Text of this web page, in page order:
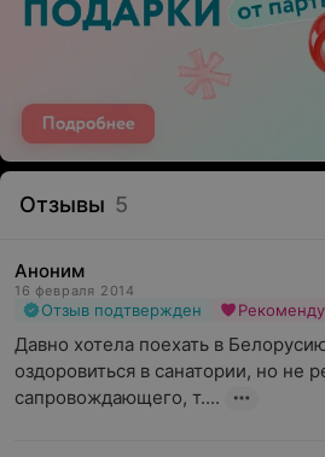
Отзывы 5
Аноним
16 февраля 2014
Отзыв подтвержден
Давно хотела поехать в
оздоровиться в санатории, но не
сапровождающего, т....